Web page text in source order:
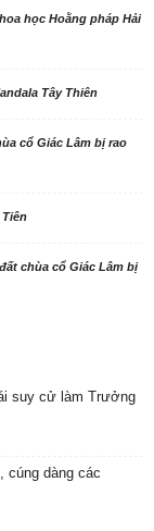
học Hoằng pháp Hải
Tây Thiên
cổ Giác Lâm bị rao
Tiên
chùa cổ Giác Lâm bị
suy cử làm Trưởng
cúng dàng các